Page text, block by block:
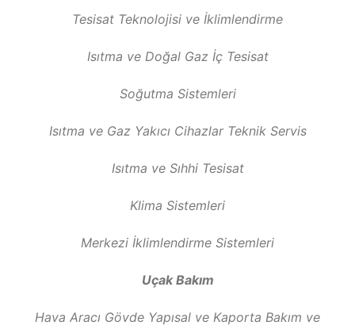
Tesisat Teknolojisi ve İklimlendirme
Isıtma ve Doğal Gaz İç Tesisat
Soğutma Sistemleri
Isıtma ve Gaz Yakıcı Cihazlar Teknik Servis
Isıtma ve Sıhhi Tesisat
Klima Sistemleri
Merkezi İklimlendirme Sistemleri
Uçak Bakım
Hava Aracı Gövde Yapısal ve Kaporta Bakım ve